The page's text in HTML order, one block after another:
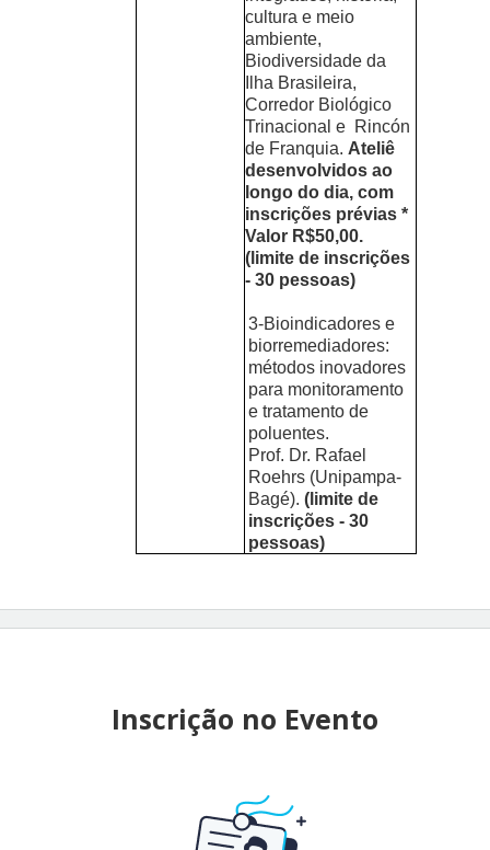
cultura e meio
ambiente,
Biodiversidade da
Ilha Brasileira,
Corredor Biológico
Trinacional e Rincón
de Franquia. Ateliê
desenvolvidos ao
longo do dia, com
inscrições prévias *
Valor R$50,00.
(limite de inscrições
- 30 pessoas)
3-Bioindicadores e
biorremediadores:
métodos inovadores
para monitoramento
e tratamento de
poluentes.
Prof. Dr. Rafael
Roehrs (Unipampa-
Bagé).(limite de
inscrições - 30
pessoas)
Inscrição no Evento